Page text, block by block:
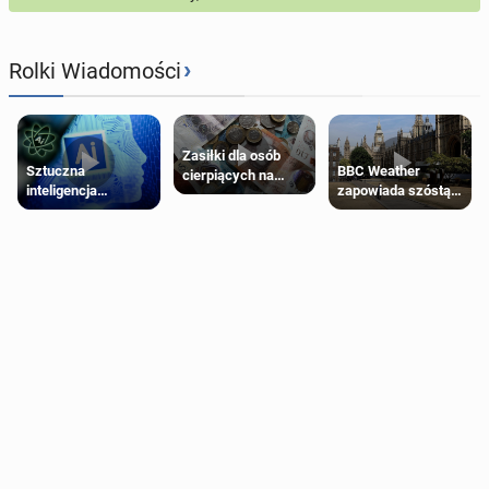
Rolki Wiadomości›
Sztuczna
inteligencja
próbowała oszukać
Zasiłki dla osób
cierpiących na
schorzenia
BBC Weather
zapowiada szóstą
falę upałów w